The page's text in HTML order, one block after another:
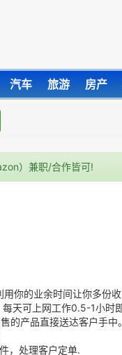
汽车 旅游 房产
）兼职/合作皆可!
你的业余时间让你多份收
天可上网工作0.5-1小时
的产品直接送达客户手中。
，处理客户定单.